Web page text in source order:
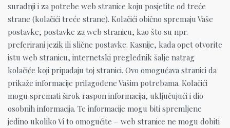
suradnji i za potrebe web stranice koju posjetite od treće
strane (kolačići treće strane). Kolačići obično spremaju Vaše
postavke, postavke za web stranicu, kao što su npr.
preferirani jezik ili slične postavke. Kasnije, kada opet otvorite
istu web stranicu, internetski preglednik šalje natrag
kolačiće koji pripadaju toj stranici. Ovo omogućava stranici da
prikaže informacije prilagođene Vašim potrebama. Kolačići
mogu spremati širok raspon informacija, uključujući i dio
osobnih informacija. Te informacije mogu biti spremljene
jedino ukoliko Vi to omogućite – web stranice ne mogu dobiti